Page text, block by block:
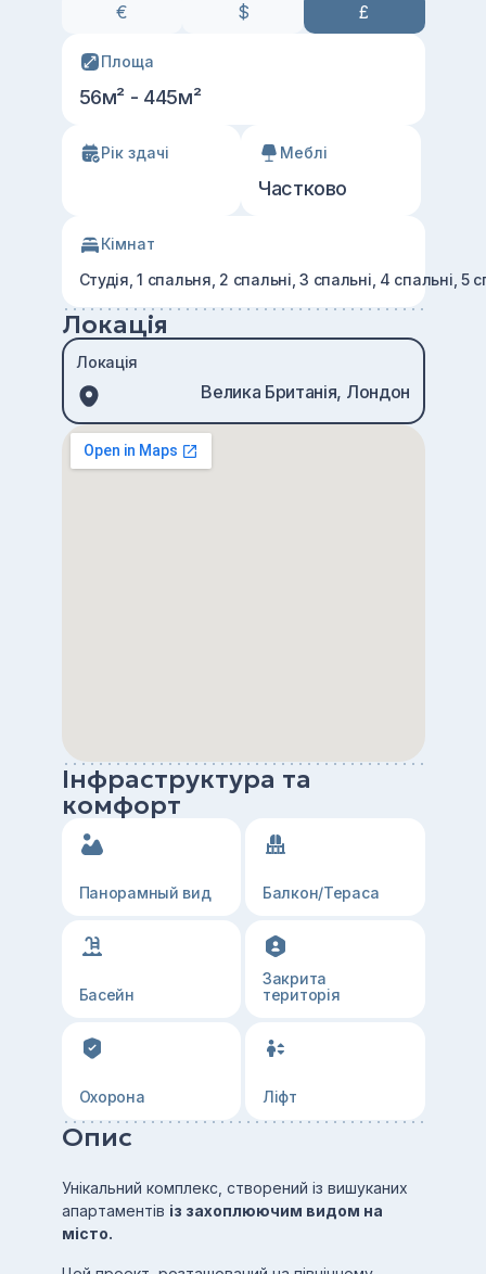
€ $ £
Площа
56м² - 445м²
Рік здачі Меблі
Частково
Кімнат
Студія, 1 спальня, 2 спальні, 3 спальні, 4 спальні, 5
Локація
Локація
Велика Британія, Лондон
Інфраструктура та
комфорт
Панорамный вид Балкон/Тераса
Басейн
Закрита
територія
Охорона Ліфт
Опис
Унікальний комплекс, створений із вишуканих
апартаментів із захоплюючим видом на
місто.